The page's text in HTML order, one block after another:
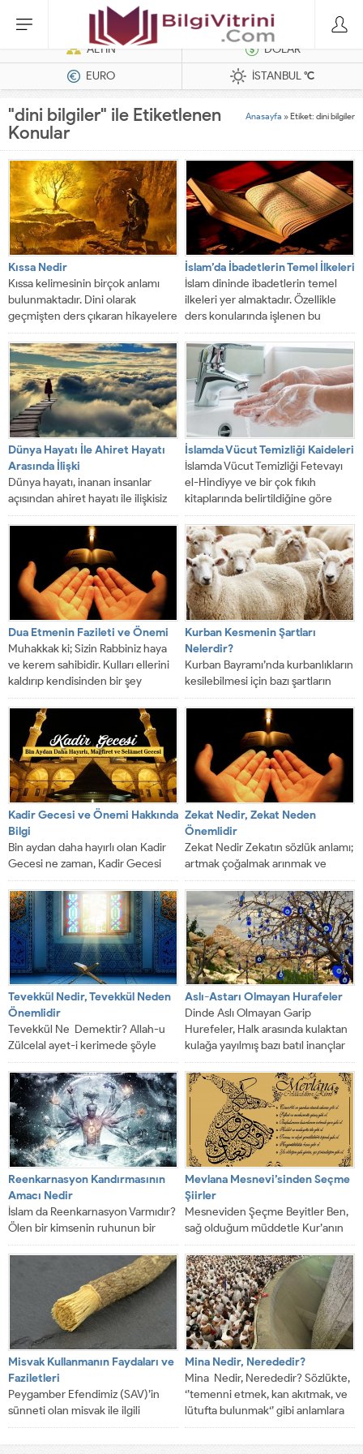
Dizel Jeneratörler
ALTIN
DOLAR
EURO
İSTANBUL°C
Anasayfa »Etiket: dini bilgiler
"dini bilgiler" ile Etiketlenen
Konular
Kıssa Nedir
Kıssa kelimesinin birçok anlamı
bulunmaktadır. Dini olarak
geçmişten ders çıkaran hikayelere
denir. Peki kıssa sözcüğü...
İslam’da İbadetlerin Temel İlkeleri
İslam dininde ibadetlerin temel
ilkeleri yer almaktadır. Özellikle
ders konularında işlenen bu
konuları sizler için...
Dünya Hayatı İle Ahiret Hayatı
Arasında İlişki
Dünya hayatı, inanan insanlar
açısından ahiret hayatı ile ilişkisiz
değildir. Dünya hayatı ile ahiret
İslamda Vücut Temizliği Kaideleri
İslamda Vücut Temizliği Fetevayı
el-Hindiyye ve bir çok fıkıh
kitaplarında belirtildiğine göre
koltuk altının yolunması...
Dua Etmenin Fazileti ve Önemi
Muhakkak ki; Sizin Rabbiniz haya
ve kerem sahibidir. Kulları ellerini
kaldırıp kendisinden bir şey
istedikleri...
Kurban Kesmenin Şartları
Nelerdir?
Kurban Bayramı’nda kurbanlıkların
kesilebilmesi için bazı şartların
yerine getirilmesi gerekmektedir.
Kurbanlık hayvanı herkes
kesemez. Peki,...
Kadir Gecesi ve Önemi Hakkında
Bilgi
Bin aydan daha hayırlı olan Kadir
Gecesi ne zaman, Kadir Gecesi
neden bu kadar mübarek?
Zekat Nedir, Zekat Neden
Önemlidir
Zekat Nedir Zekatın sözlük anlamı;
artmak çoğalmak arınmak ve
bereketlenmek demektir. Dini
anlamda zekat; nisap...
Tevekkül Nedir, Tevekkül Neden
Önemlidir
Tevekkül Ne Demektir? Allah-u
Zülcelal ayet-i kerimede şöyle
buyurmuştur ‘‘Kim Allah’a
tevekkül ederse, Allah ona...
Aslı-Astarı Olmayan Hurafeler
Dinde Aslı Olmayan Garip
Hurefeler, Halk arasında kulaktan
kulağa yayılmış bazı batıl inançlar
vardır bunların...
Reenkarnasyon Kandırmasının
Amacı Nedir
İslam da Reenkarnasyon Varmıdır?
Ölen bir kimsenin ruhunun bir
hayvan veya bir insan bedenine
Mevlana Mesnevi’sinden Seçme
Şiirler
Mesneviden Şeçme Beyitler Ben,
sağ olduğum müddetle Kur’anın
kölesi, bendesiyim, Ben,
Muhammed Muhtar (S.A.V) in...
Misvak Kullanmanın Faydaları ve
Faziletleri
Peygamber Efendimiz (SAV)’in
sünneti olan misvak ile ilgili
bilinmesi gerekenleri sizler için
mercek altına aldık....
Mina Nedir, Nerededir?
Mina Nedir, Nerededir? Sözlükte,
‘’temenni etmek, kan akıtmak, ve
lütufta bulunmak‘’ gibi anlamlara
gelen Mina,...